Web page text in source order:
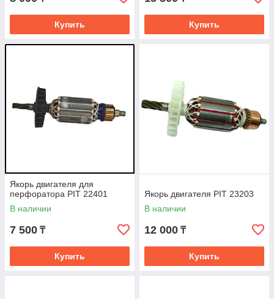
Купить Купить
Якорь двигателя для
перфоратора PIT 22401
В наличии
7 500 ₸
Купить
Якорь двигателя PIT 23203
В наличии
12 000 ₸
Купить